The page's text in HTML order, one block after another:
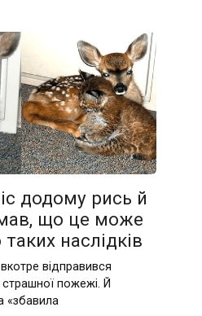
додому рись й
що це може
наслідків
відправився
пожежі. Й
«збавила